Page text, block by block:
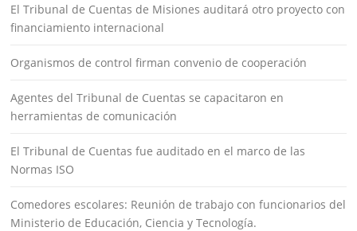
El Tribunal de Cuentas de Misiones auditará otro proyecto con
financiamiento internacional
Organismos de control firman convenio de cooperación
Agentes del Tribunal de Cuentas se capacitaron en
herramientas de comunicación
El Tribunal de Cuentas fue auditado en el marco de las
Normas ISO
Comedores escolares: Reunión de trabajo con funcionarios del
Ministerio de Educación, Ciencia y Tecnología.